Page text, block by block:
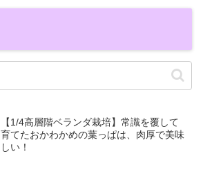
【1/4高層階ベランダ栽培】常識を覆して
育てたおかわかめの葉っぱは、肉厚で美味
しい！